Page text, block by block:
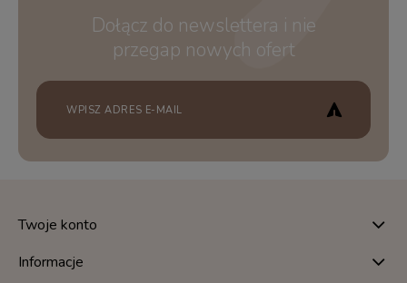
Dołącz do newslettera i nie
przegap nowych ofert
Twoje konto
Informacje